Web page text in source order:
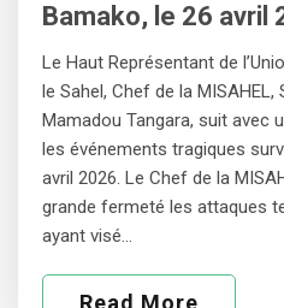
Bamako, le 26 avril
Le Haut Représentant de
le Sahel, Chef de la MISAHEL,
Mamadou Tangara, suit avec
les événements tragiques
avril 2026. Le Chef de la
grande fermeté les attaques
ayant visé…